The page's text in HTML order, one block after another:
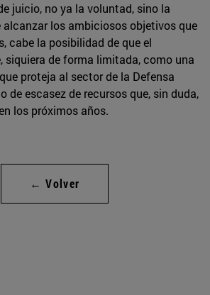
juicio, no ya la voluntad, sino la
los ambiciosos objetivos que
cabe la posibilidad de que el
siquiera de forma limitada, como una
proteja al sector de la Defensa
de escasez de recursos que, sin duda,
los próximos años.
← Volver